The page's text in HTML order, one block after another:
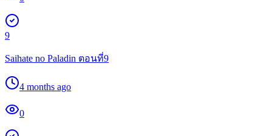
9
Saihate no Paladin ตอนที่9
4 months ago
0